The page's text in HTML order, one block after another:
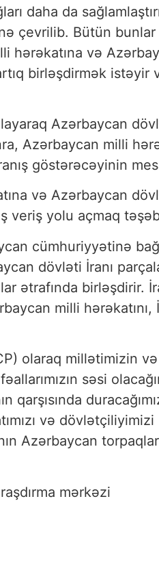
daha da
çevrilib. Bütün
hərəkatına və
birləşdirmək
Azərbaycan
Azərbaycan milli
göstərəcəyinin
və Azərbaycan
veriş yolu açmaq
cümhuriyyətinə
dövləti İranı
ətrafında birləşdirir.
milli hərəkatını,
olaraq millətimizin
səsi
qarşısında
və
Azərbaycan
mərkəzi